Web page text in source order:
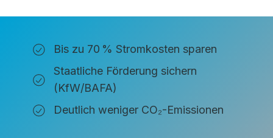
Bis zu 70 % Stromkosten sparen
Staatliche Förderung sichern
(KfW/BAFA)
Deutlich weniger CO₂-Emissionen